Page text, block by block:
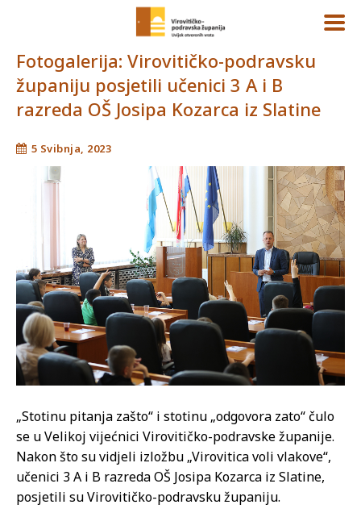
Fotogalerija: Virovitičko-podravsku
županiju posjetili učenici 3 A i B
razreda OŠ Josipa Kozarca iz Slatine
5 Svibnja, 2023
„Stotinu pitanja zašto“ i stotinu „odgovora zato“ čulo
se u Velikoj vijećnici Virovitičko-podravske županije.
Nakon što su vidjeli izložbu „Virovitica voli vlakove“,
učenici 3 A i B razreda OŠ Josipa Kozarca iz Slatine,
posjetili su Virovitičko-podravsku županiju.